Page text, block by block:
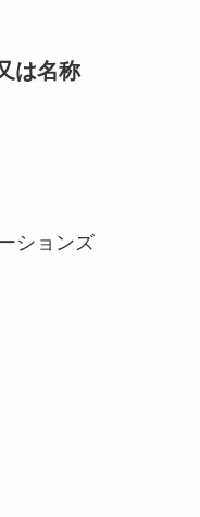
は名称
ションズ